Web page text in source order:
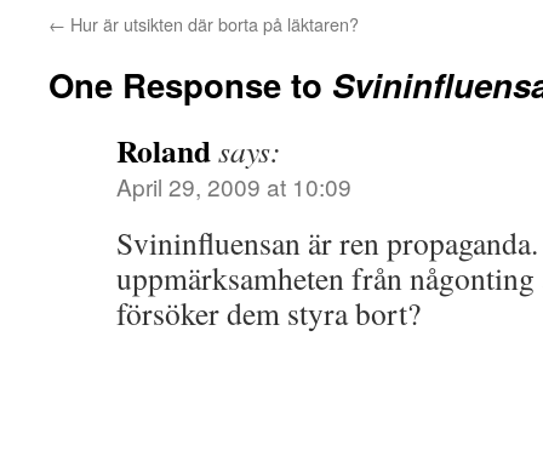
← Hur är utsikten där borta på läktaren?
One Response to
Rolandsays:
April 29, 2009 at 10:09
Svininfluensan är ren
uppmärksamheten från
försöker dem styra bort?